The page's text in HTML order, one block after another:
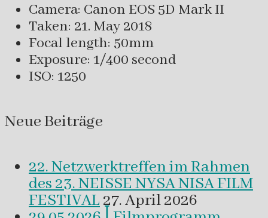
Camera: Canon EOS 5D Mark II
Taken: 21. May 2018
Focal length: 50mm
Exposure: 1/400 second
ISO: 1250
Neue Beiträge
22. Netzwerktreffen im Rahmen
des 23. NEISSE NYSA NISA FILM
FESTIVAL 27. April 2026